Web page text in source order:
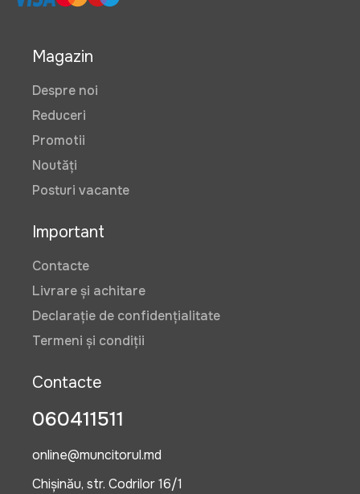
Magazin
Despre noi
Reduceri
Promotii
Noutăți
Posturi vacante
Important
Contacte
Livrare și achitare
Declarație de confidențialitate
Termeni și condiții
Contacte
060411511
online@muncitorul.md
Chișinău, str. Codrilor 16/1